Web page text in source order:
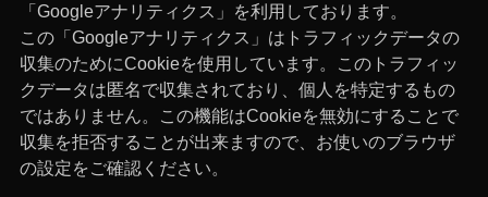
「Googleアナリティクス」を利用しております。
この「Googleアナリティクス」はトラフィックデータの
収集のためにCookieを使用しています。このトラフィッ
クデータは匿名で収集されており、個人を特定するもの
ではありません。この機能はCookieを無効にすることで
収集を拒否することが出来ますので、お使いのブラウザ
の設定をご確認ください。